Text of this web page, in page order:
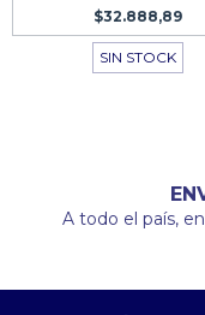
$32.888,89
SIN STOCK
A todo el país,